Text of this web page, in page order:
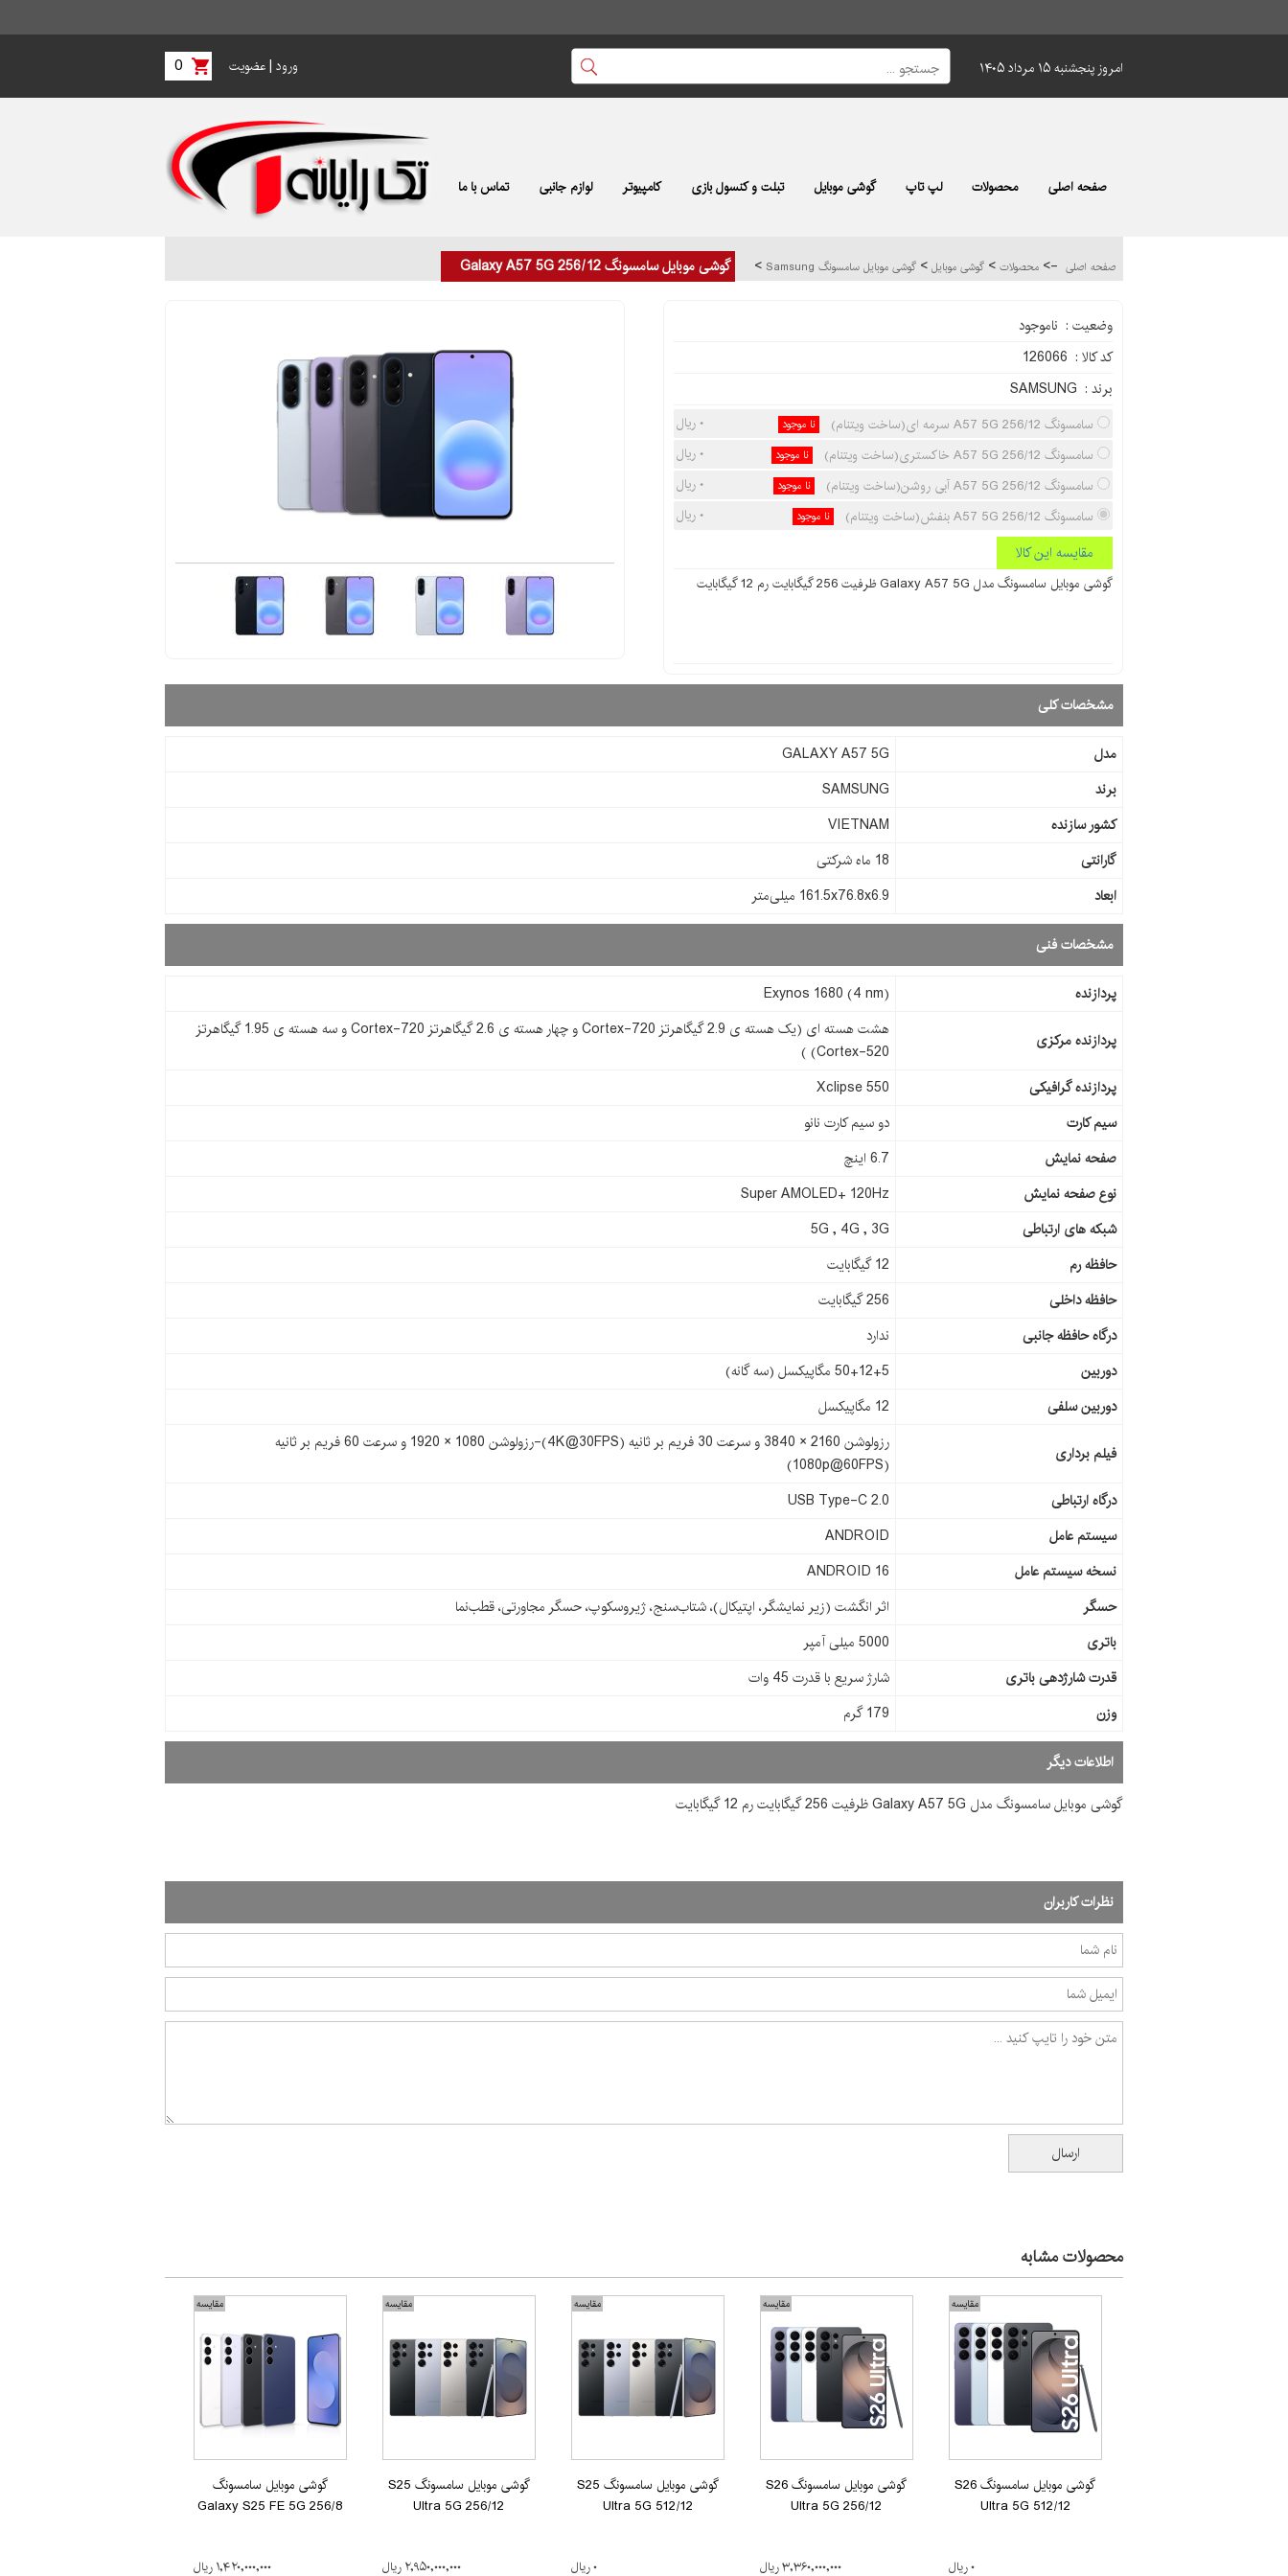
امروز پنجشنبه ۱۵ مرداد ۱۴۰۵ 0 ورود |عضویت
صفحه اصلی محصولات لپ تاپ گوشی موبایل تبلت و کنسول بازی کامپیوتر لوازم جانبی تماس با ما
صفحه اصلی -> محصولات > گوشی موبایل > گوشی موبایل سامسونگ Samsung > گوشی موبایل سامسونگ Galaxy A57 5G 256/12
وضعیت : ناموجود
کد کالا : 126066
برند : SAMSUNG
۰ ریال سامسونگ A57 5G 256/12 سرمه ای(ساخت ویتنام) نا موجود
۰ ریال سامسونگ A57 5G 256/12 خاکستری(ساخت ویتنام) نا موجود
۰ ریال سامسونگ A57 5G 256/12 آبی روشن(ساخت ویتنام) نا موجود
۰ ریال سامسونگ A57 5G 256/12 بنفش(ساخت ویتنام) نا موجود
مقایسه این کالا
گوشی موبايل سامسونگ مدل Galaxy A57 5G ظرفیت 256 گیگابایت رم 12 گیگابایت
مشخصات کلی
مدل
GALAXY A57 5G
برند
SAMSUNG
کشور سازنده
VIETNAM
گارانتی
18 ماه شرکتی
ابعاد
161.5x76.8x6.9 میلی‌متر
مشخصات فنی
پردازنده Exynos 1680 (4 nm)
پردازنده مرکزی
هشت هسته ای (یک هسته ی 2.9 گیگاهرتز Cortex-720 و چهار هسته ی 2.6 گیگاهرتز Cortex-720 و سه هسته ی 1.95 گیگاهرتز
Cortex-520) )
پردازنده گرافیکی
Xclipse 550
سیم کارت
دو سیم کارت نانو
صفحه نمایش
6.7 اینچ
نوع صفحه نمایش
Super AMOLED+ 120Hz
شبکه های ارتباطی
5G , 4G , 3G
حافظه رم
12 گیگابایت
حافظه داخلی
256 گیگابایت
درگاه حافظه جانبی
ندارد
دوربین
50+12+5 مگاپیکسل (سه گانه)
دوربین سلفی
12 مگاپیکسل
فیلم برداری
رزولوشن 2160 × 3840 و سرعت 30 فریم بر ثانیه (4K@30FPS)-رزولوشن 1080 × 1920 و سرعت 60 فریم بر ثانیه
(1080p@60FPS)
درگاه ارتباطی
USB Type-C 2.0
سیستم عامل
ANDROID
نسخه سیستم عامل
ANDROID 16
حسگر
اثر انگشت (زیر نمایشگر، اپتیکال)، شتاب‌سنج، ژیروسکوپ، حسگر مجاورتی، قطب‌نما
باتری
5000 میلی آمپر
قدرت شارژدهی باتری
شارژ سریع با قدرت 45 وات
وزن
179 گرم
اطلاعات دیگر
گوشی موبايل سامسونگ مدل Galaxy A57 5G ظرفیت 256 گیگابایت رم 12 گیگابایت
نظرات کاربران
محصولات مشابه
مقایسه
گوشی موبایل سامسونگ S26
Ultra 5G 512/12
۰ ریال
مقایسه
گوشی موبایل سامسونگ S26
Ultra 5G 256/12
۳,۳۶۰,۰۰۰,۰۰۰ ریال
مقایسه
گوشی موبایل سامسونگ S25
Ultra 5G 512/12
۰ ریال
مقایسه
گوشی موبایل سامسونگ S25
Ultra 5G 256/12
۲,۹۵۰,۰۰۰,۰۰۰ ریال
مقایسه
گوشی موبایل سامسونگ
Galaxy S25 FE 5G 256/8
۱,۴۲۰,۰۰۰,۰۰۰ ریال